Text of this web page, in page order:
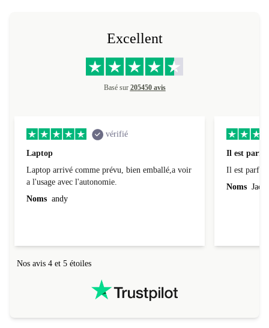
Excellent
Basé sur 205450 avis
vérifié
Laptop
Laptop arrivé comme prévu, bien emballé,a voir
a l'usage avec l'autonomie.
Noms andy
Il est
Il est parfait
Noms
Nos avis 4 et 5 étoiles